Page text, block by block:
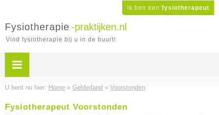
Ik ben een fysiotherapeut
Fysiotherapie -praktijken.nl
Vind fysiotherapie bij u in de buurt!
U bent nu hier: Home » Gelderland » Voorstonden
Fysiotherapeut Voorstonden